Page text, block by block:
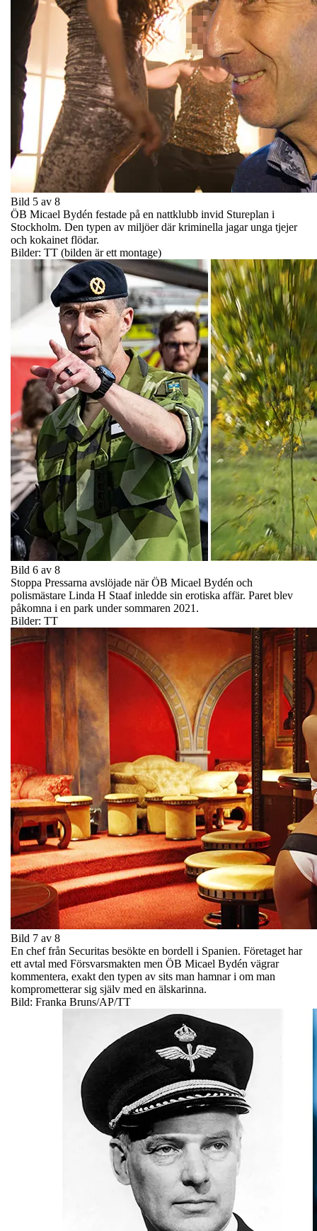
Bild 5 av 8
ÖB Micael Bydén festade på en nattklubb invid Stureplan i
Stockholm. Den typen av miljöer där kriminella jagar unga tjejer
och kokainet flödar.
Bilder: TT (bilden är ett montage)
Bild 6 av 8
Stoppa Pressarna avslöjade när ÖB Micael Bydén och
polismästare Linda H Staaf inledde sin erotiska affär. Paret blev
påkomna i en park under sommaren 2021.
Bilder: TT
Bild 7 av 8
En chef från Securitas besökte en bordell i Spanien. Företaget har
ett avtal med Försvarsmakten men ÖB Micael Bydén vägrar
kommentera, exakt den typen av sits man hamnar i om man
komprometterar sig själv med en älskarinna.
Bild: Franka Bruns/AP/TT